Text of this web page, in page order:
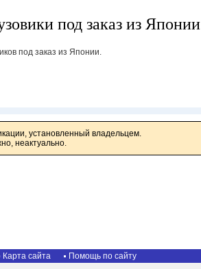
под заказ из Японии
под заказ из Японии.
установленный владельцем.
неактуально.
Карта сайта Помощь по сайту